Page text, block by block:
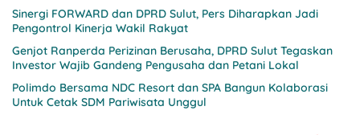
Sinergi FORWARD dan DPRD Sulut, Pers Diharapkan Jadi
Pengontrol Kinerja Wakil Rakyat
Genjot Ranperda Perizinan Berusaha, DPRD Sulut Tegaskan
Investor Wajib Gandeng Pengusaha dan Petani Lokal
Polimdo Bersama NDC Resort dan SPA Bangun Kolaborasi
Untuk Cetak SDM Pariwisata Unggul